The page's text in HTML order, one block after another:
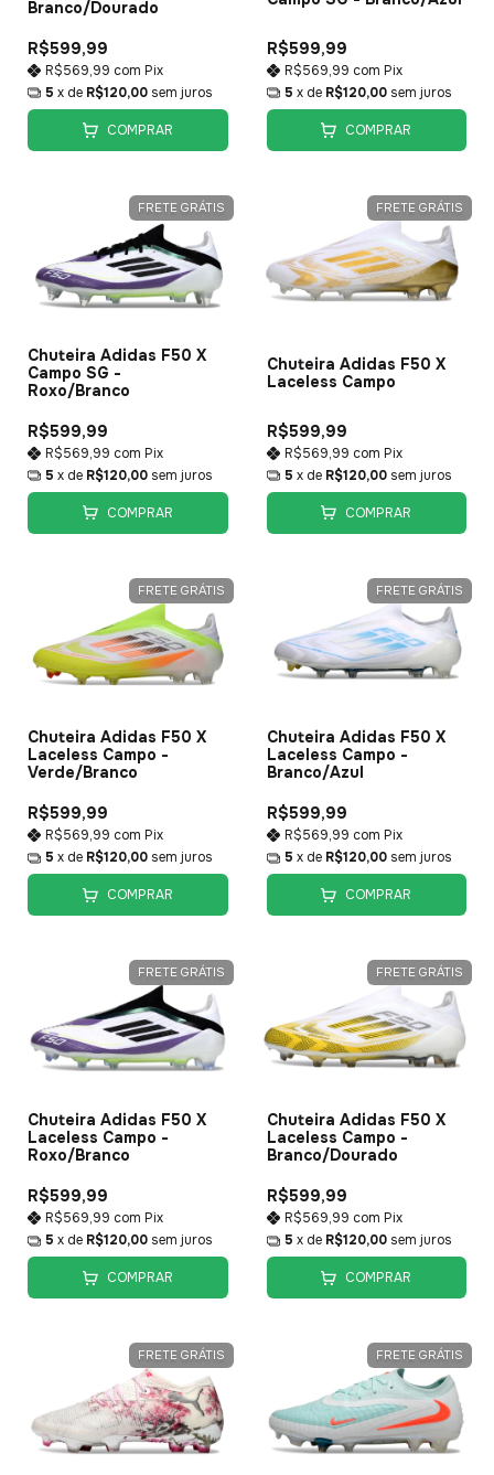
Branco/Dourado
R$599,99
R$569,99 com Pix
5 x de R$120,00 sem juros
COMPRAR
R$599,99
R$569,99 com Pix
5 x de R$120,00 sem juros
COMPRAR
FRETE GRÁTIS
Chuteira Adidas F50 X
Campo SG -
Roxo/Branco
R$599,99
R$569,99 com Pix
5 x de R$120,00 sem juros
COMPRAR
FRETE GRÁTIS
Chuteira Adidas F50 X
Laceless Campo
R$599,99
R$569,99 com Pix
5 x de R$120,00 sem juros
COMPRAR
FRETE GRÁTIS
Chuteira Adidas F50 X
Laceless Campo -
Verde/Branco
R$599,99
R$569,99 com Pix
5 x de R$120,00 sem juros
COMPRAR
FRETE GRÁTIS
Chuteira Adidas F50 X
Laceless Campo -
Branco/Azul
R$599,99
R$569,99 com Pix
5 x de R$120,00 sem juros
COMPRAR
FRETE GRÁTIS
Chuteira Adidas F50 X
Laceless Campo -
Roxo/Branco
R$599,99
R$569,99 com Pix
5 x de R$120,00 sem juros
COMPRAR
FRETE GRÁTIS
Chuteira Adidas F50 X
Laceless Campo -
Branco/Dourado
R$599,99
R$569,99 com Pix
5 x de R$120,00 sem juros
COMPRAR
FRETE GRÁTIS FRETE GRÁTIS